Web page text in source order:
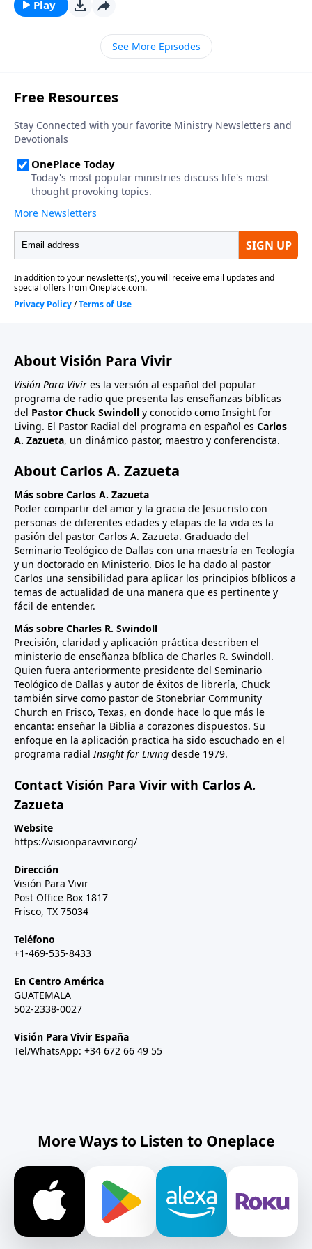
estas increíbles escenas, nos ayudaría el pensar que
este recorrido mental que haremos es como una
visita guiada a un museo lleno de obras de arte que
están en exhibición para nuestro deleite. Pero tenga
viviremos eternamente.
Play
See More Episodes
About Visión Para Vivir
Visión Para Vivir es la versión al español del popular
programa de radio que presenta las enseñanzas bíblicas
del Pastor Chuck Swindoll y conocido como Insight for
Living. El Pastor Radial del programa en español es Carlos
A. Zazueta, un dinámico pastor, maestro y conferencista.
About Carlos A. Zazueta
Más sobre Carlos A. Zazueta
Poder compartir del amor y la gracia de Jesucristo con
personas de diferentes edades y etapas de la vida es la
pasión del pastor Carlos A. Zazueta. Graduado del
Seminario Teológico de Dallas con una maestría en Teología
y un doctorado en Ministerio. Dios le ha dado al pastor
Carlos una sensibilidad para aplicar los principios bíblicos a
temas de actualidad de una manera que es pertinente y
fácil de entender.
Más sobre Charles R. Swindoll
Precisión, claridad y aplicación práctica describen el
ministerio de enseñanza bíblica de Charles R. Swindoll.
Quien fuera anteriormente presidente del Seminario
Teológico de Dallas y autor de éxitos de librería, Chuck
también sirve como pastor de Stonebriar Community
Church en Frisco, Texas, en donde hace lo que más le
encanta: enseñar la Biblia a corazones dispuestos. Su
enfoque en la aplicación practica ha sido escuchado en el
programa radial Insight for Living desde 1979.
Contact Visión Para Vivir with Carlos A.
Zazueta
Website
https://visionparavivir.org/
Dirección
Visión Para Vivir
Post Office Box 1817
Frisco, TX 75034
Teléfono
+1-469-535-8433
En Centro América
GUATEMALA
502-2338-0027
Visión Para Vivir España
Tel/WhatsApp: +34 672 66 49 55
More Ways to Listen to Oneplace